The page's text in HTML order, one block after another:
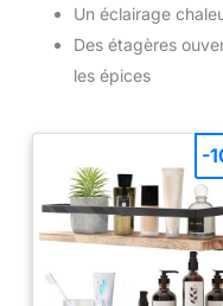
Un éclairage
Des étagères
les épices
-